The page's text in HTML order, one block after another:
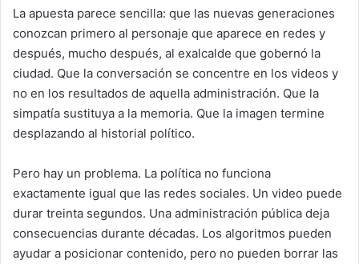
La apuesta parece sencilla: que las nuevas generaciones
conozcan primero al personaje que aparece en redes y
después, mucho después, al exalcalde que gobernó la
ciudad. Que la conversación se concentre en los videos y
no en los resultados de aquella administración. Que la
simpatía sustituya a la memoria. Que la imagen termine
desplazando al historial político.
Pero hay un problema. La política no funciona
exactamente igual que las redes sociales. Un video puede
durar treinta segundos. Una administración pública deja
consecuencias durante décadas. Los algoritmos pueden
ayudar a posicionar contenido, pero no pueden borrar las